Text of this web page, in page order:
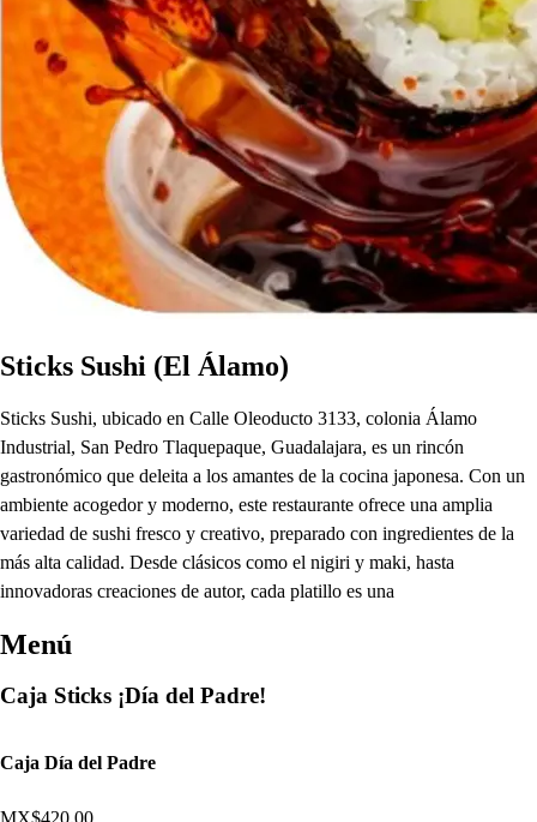
Sticks Sushi (El Álamo)
Sticks Sushi, ubicado en Calle Oleoducto 3133, colonia Álamo
Industrial, San Pedro Tlaquepaque, Guadalajara, es un rincón
gastronómico que deleita a los amantes de la cocina japonesa. Con un
ambiente acogedor y moderno, este restaurante ofrece una amplia
variedad de sushi fresco y creativo, preparado con ingredientes de la
más alta calidad. Desde clásicos como el nigiri y maki, hasta
innovadoras creaciones de autor, cada platillo es una
Menú
Caja Sticks ¡Día del Padre!
Caja Día del Padre
MX$420.00